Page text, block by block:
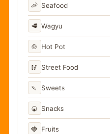
🦐 Seafood
🥩 Wagyu
🍲 Hot Pot
🥢 Street Food
🍡 Sweets
🍘 Snacks
🍓 Fruits